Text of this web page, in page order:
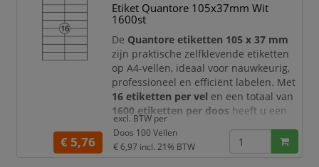
Dankzij het praktische formaat van
x 74 mm
etiketten vol
Etiket Quantore 105x37mm Wit
1600st
De Quantore etiketten 105 x 37 mm
zijn praktische zelfklevende etiketten
op A4-vellen, ideaal voor nauwkeurig,
professioneel en efficiënt labelen. Met
16 etiketten per vel en een totaal van
1600 etiketten per doos heeft u een
ruime voorraad voor dagelijks gebruik
op kantoor, in het magazijn, bij
verzending, administratie en
€ 5,76
excl. BTW per
Doos 100 Vellen
€ 6,97 incl. 21% BTW